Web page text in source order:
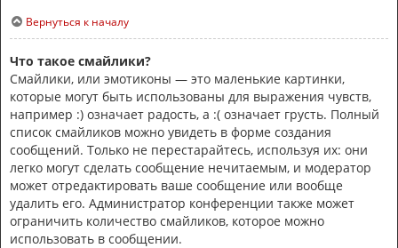
Вернуться к началу
Что такое смайлики?
Смайлики, или эмотиконы — это маленькие картинки,
которые могут быть использованы для выражения чувств,
например :) означает радость, а :( означает грусть. Полный
список смайликов можно увидеть в форме создания
сообщений. Только не перестарайтесь, используя их: они
легко могут сделать сообщение нечитаемым, и модератор
может отредактировать ваше сообщение или вообще
удалить его. Администратор конференции также может
ограничить количество смайликов, которое можно
использовать в сообщении.